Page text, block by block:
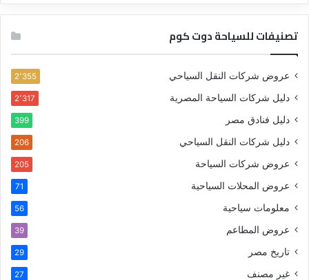
تصنيفات للسياحة دوت كوم
عروض شركات النقل السياحي 2٬355
دليل شركات السياحة المصرية 2٬317
دليل فنادق مصر 399
دليل شركات النقل السياحي 206
عروض شركات السياحة 205
عروض المحلات السياحية 71
معلومات سياحية 56
عروض المطاعم 39
تاريخ مصر 29
غير مصنف 27